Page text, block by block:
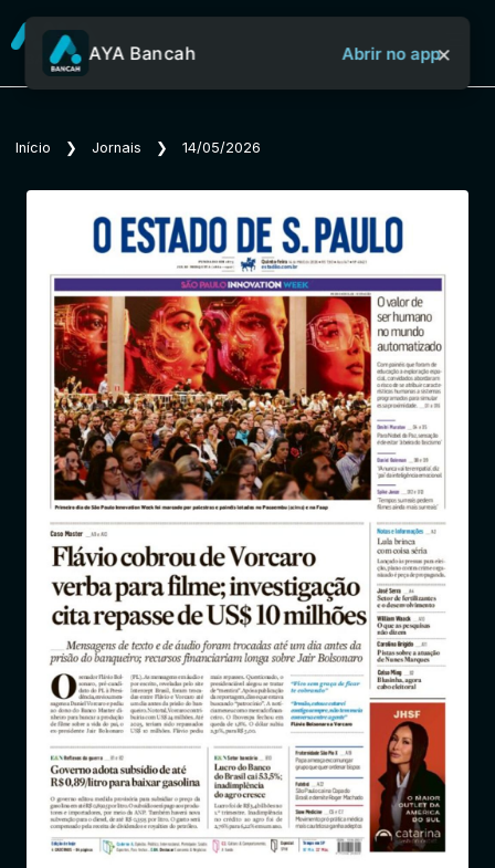
Sobre o Aya Bancah
Início
Revistas
Jornais
Notícias
Entrar
AYA Bancah Abrir no app×
Início ❯ Jornais ❯ 14/05/2026